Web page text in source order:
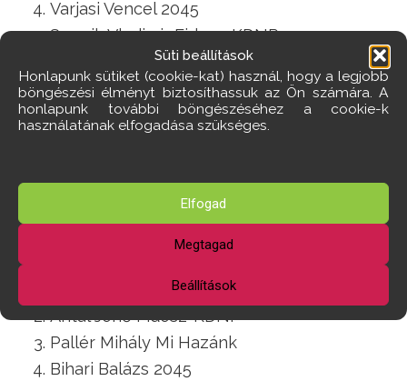
Süti beállítások
Honlapunk sütiket (cookie-kat) használ, hogy a legjobb
böngészési élményt biztosíthassuk az Ön számára. A
honlapunk további böngészéséhez a cookie-k
használatának elfogadása szükséges.
Elfogad
Megtagad
Beállítások
Varjasi Vencel 2045
Spenik Vladimir Fidesz-KDNP
7. választókerület
Csörögi Zoltán Nándorné független
Kun Anna 2045
Fain András Mi Hazánk
Viola-Pávlicz Anna Törökbálint Holnap
8. választókerület
Turai Tamás Törökbálint Holnap
Antal Jenő Fidesz-KDNP
Pallér Mihály Mi Hazánk
Bihari Balázs 2045